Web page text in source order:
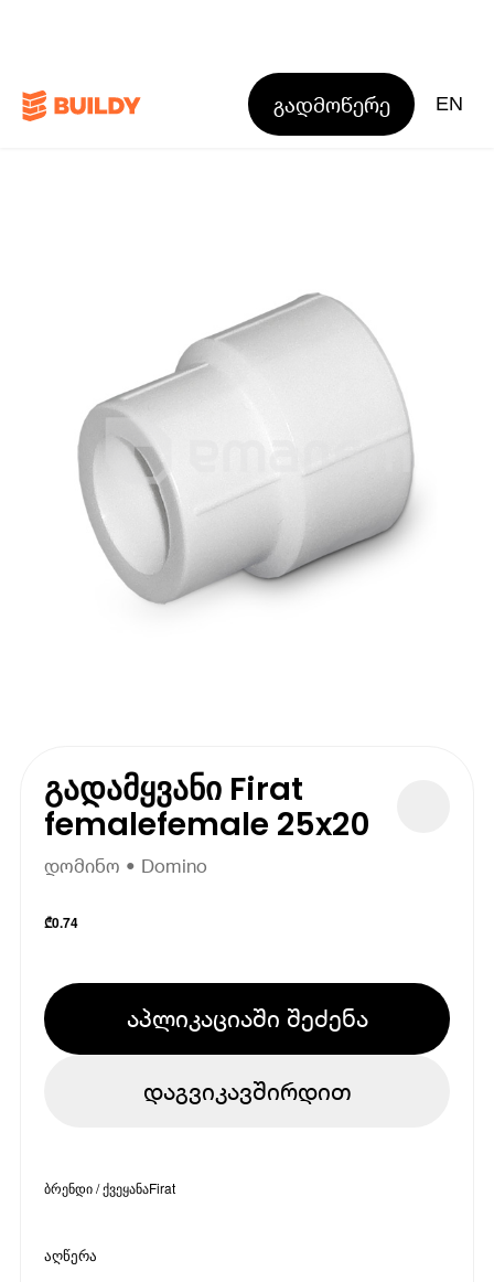
გადმოწერე EN
გადამყვანი Firat
femalefemale 25x20
დომინო • Domino
₾0.74
აპლიკაციაში შეძენა
დაგვიკავშირდით
ბრენდი / ქვეყანაFirat
აღწერა